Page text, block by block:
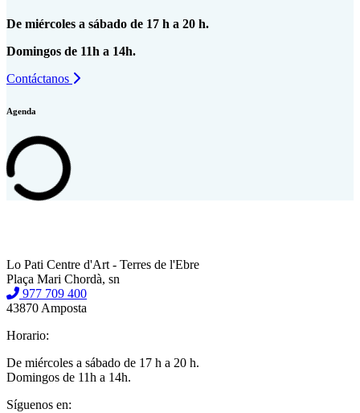
De miércoles a sábado de 17 h a 20 h.
Domingos de 11h a 14h.
Contáctanos
Agenda
Lo Pati Centre d'Art - Terres de l'Ebre
Plaça Mari Chordà, sn
977 709 400
43870 Amposta
Horario:
De miércoles a sábado de 17 h a 20 h.
Domingos de 11h a 14h.
Síguenos en: